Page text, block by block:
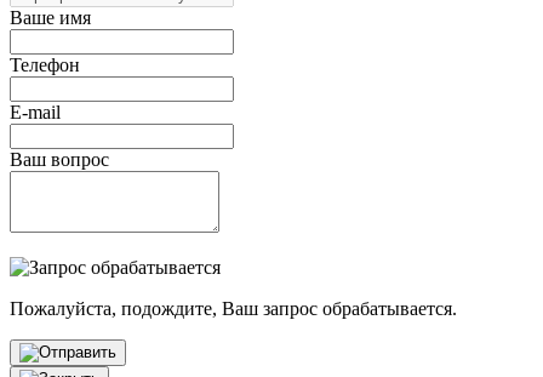
Ваше имя
Телефон
E-mail
Ваш вопрос
Пожалуйста, подождите, Ваш запрос обрабатывается.